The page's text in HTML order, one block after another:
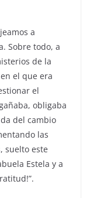
a
Sobre todo, a
de la
el que era
el
obligaba
del cambio
las
suelto este
Estela y a